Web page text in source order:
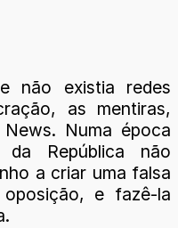
não existia redes
as mentiras,
Numa época
República não
a criar uma falsa
e fazê-la